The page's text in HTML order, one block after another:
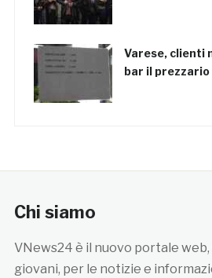
Varese, clienti
bar il prezzario
Chi siamo
VNews24 è il nuovo portale
giovani, per le notizie e